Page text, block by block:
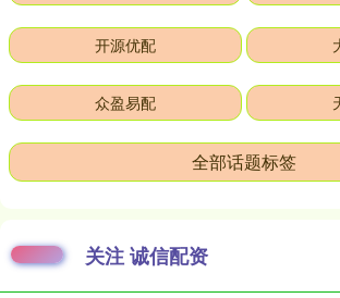
开源优配
众盈易配
全部话题标签
关注 诚信配资